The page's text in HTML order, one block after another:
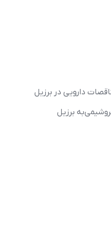
دارويي در برزيل
برزيل